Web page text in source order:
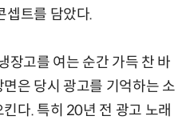
셉트를 담았다.
장고를 여는 순간 가득 찬 바
은 당시 광고를 기억하는 소
다. 특히 20년 전 광고 노래